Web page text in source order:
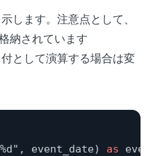
します。注意点として、
納されています
として演算する場合は変
event_date)
as